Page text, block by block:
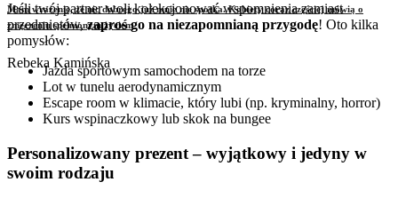
Mam wrażenie, że nic dobrego już mnie nie spotka. Kobiety coraz częściej mówią o
zmęczeniu spełnionym życiem
Rebeka Kamińska
Jeśli twój partner woli kolekcjonować wspomnienia zamiast
przedmiotów,zaproś go na niezapomnianą przygodę! Oto kilka
pomysłów:
Jazda sportowym samochodem na torze
Lot w tunelu aerodynamicznym
Escape room w klimacie, który lubi (np. kryminalny, horror)
Kurs wspinaczkowy lub skok na bungee
Personalizowany prezent – wyjątkowy i jedyny w
swoim rodzaju